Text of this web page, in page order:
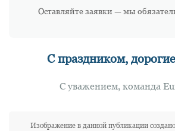
Оставляйте заявки — мы
С праздником,
С уважением, команда
Изображение в данной публикации